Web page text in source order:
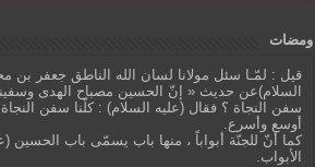
ومضات
قيل : لمّـا سئل مولانا لسان الله الناطق جعفر بن
السلام)عن حديث « إنّ الحسين مصباح الهدى
سفن النجاة ؟ فقال (عليه السلام) : كلّنا سفن
أوسع وأسرع.
كما أنّ للجنّة أبواباً ، منها باب يسمّى باب الحسين
الأبواب.